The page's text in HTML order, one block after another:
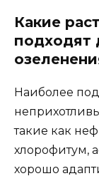
Какие
подходят
Наиболее
такие как
хлорофитум,
хорошо